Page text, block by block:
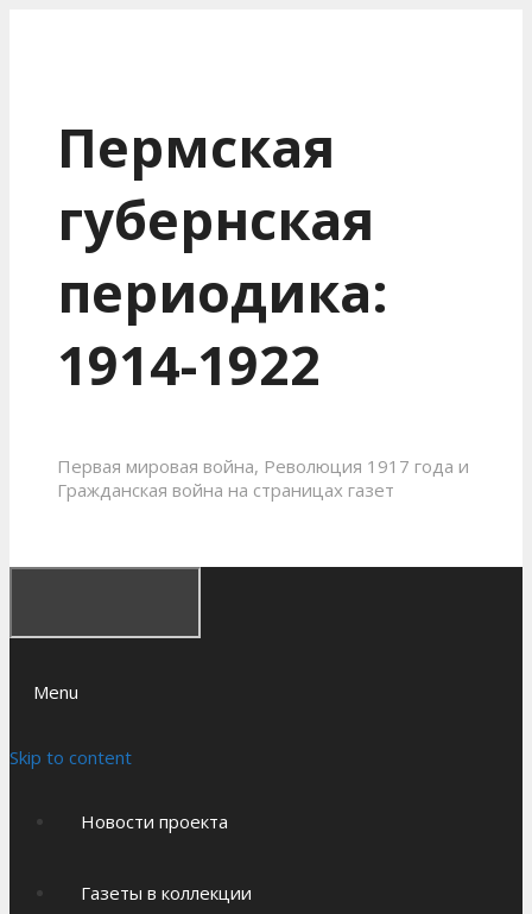
Пермская
губернская
периодика:
1914-1922
Первая мировая война, Революция 1917 года и
Гражданская война на страницах газет
Menu
Skip to content
Новости проекта
Газеты в коллекции